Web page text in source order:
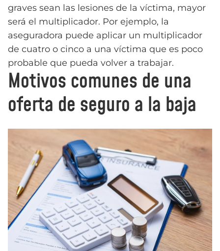
graves sean las lesiones de la víctima, mayor
será el multiplicador. Por ejemplo, la
aseguradora puede aplicar un multiplicador
de cuatro o cinco a una víctima que es poco
probable que pueda volver a trabajar.
Motivos comunes de una
oferta de seguro a la baja